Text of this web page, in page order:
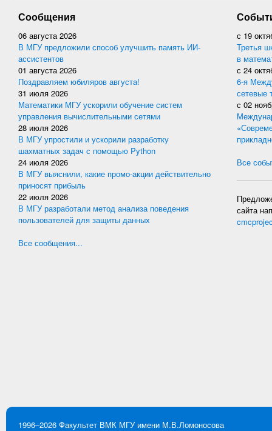
Сообщения
06 августа 2026
В МГУ предложили способ улучшить память ИИ-
ассистентов
01 августа 2026
Поздравляем юбиляров августа!
31 июля 2026
Математики МГУ ускорили обучение систем
управления вычислительными сетями
28 июля 2026
В МГУ упростили и ускорили разработку
шахматных задач с помощью Python
24 июля 2026
В МГУ выяснили, какие промо-акции действительно
приносят прибыль
22 июля 2026
В МГУ разработали метод анализа поведения
пользователей для защиты данных
Все сообщения...
с 19
Третья
в
с 24
6-я
сетевые
с 02
Все
сайта
1996–2026 Факультет ВМК МГУ имени М.В.Ломоносова